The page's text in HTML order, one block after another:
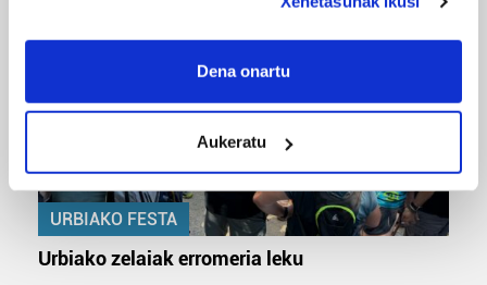
If you allow, we would also like to:
Collect information about your geographical
Identify your device by actively scanning it for
specific characteristics (fingerprinting)
Find out more about how your personal data is processed
and set your preferences in thedetails section .
Dena onartu
Aukeratu
URBIAKO FESTA
Urbiako zelaiak erromeria leku